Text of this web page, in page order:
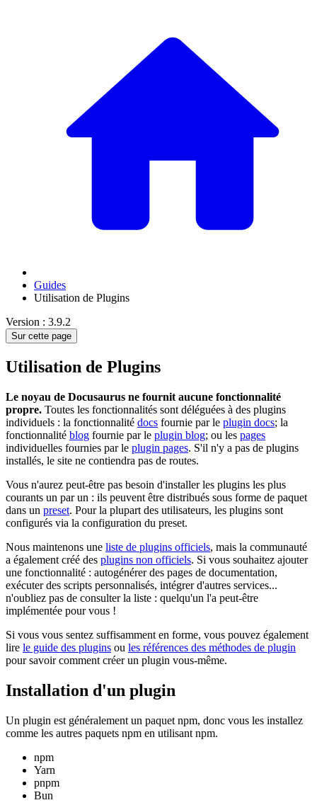
Guides
Utilisation de Plugins
Version : 3.9.2
Sur cette page
Utilisation de Plugins
Le noyau de Docusaurus ne fournit aucune fonctionnalité
propre. Toutes les fonctionnalités sont déléguées à des plugins
individuels : la fonctionnalité docs fournie par le plugin docs; la
fonctionnalité blog fournie par le plugin blog; ou les pages
individuelles fournies par le plugin pages. S'il n'y a pas de plugins
installés, le site ne contiendra pas de routes.
Vous n'aurez peut-être pas besoin d'installer les plugins les plus
courants un par un : ils peuvent être distribués sous forme de paquet
dans un preset. Pour la plupart des utilisateurs, les plugins sont
configurés via la configuration du preset.
Nous maintenons une liste de plugins officiels, mais la communauté
a également créé des plugins non officiels. Si vous souhaitez ajouter
une fonctionnalité : autogénérer des pages de documentation,
exécuter des scripts personnalisés, intégrer d'autres services...
n'oubliez pas de consulter la liste : quelqu'un l'a peut-être
implémentée pour vous !
Si vous vous sentez suffisamment en forme, vous pouvez également
lire le guide des plugins ou les références des méthodes de plugin
pour savoir comment créer un plugin vous-même.
Installation d'un plugin
Un plugin est généralement un paquet npm, donc vous les installez
comme les autres paquets npm en utilisant npm.
npm
Yarn
pnpm
Bun